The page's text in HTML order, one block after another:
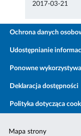
2017-03-21
Ochrona danych
Udostępnianie
Ponowne
Deklaracja dostępności
Polityka dotycząca
Mapa strony